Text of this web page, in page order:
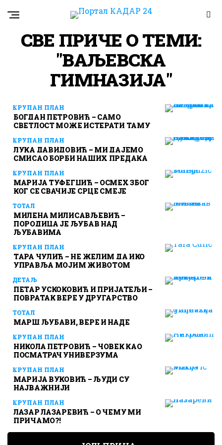
СВЕ ПРИЧЕ О ТЕМИ:
"ВАЉЕВСКА
ГИМНАЗИЈА"
КРУПАН ПЛАН
БОГДАН ПЕТРОВИЋ – САМО
СВЕТЛОСТ МОЖЕ ИСТЕРАТИ ТАМУ
КРУПАН ПЛАН
ЛУКА ДАВИДОВИЋ – МИ ДАЈЕМО
СМИСАО БОРБИ НАШИХ ПРЕДАКА
КРУПАН ПЛАН
МАРИЈА ТУФЕГЏИЋ – ОСМЕХ ЗБОГ
КОГ СЕ СВАЧИЈЕ СРЦЕ СМЕЈЕ
ТОТАЛ
МИЛЕНА МИЛИСАВЉЕВИЋ –
ПОРОДИЦА ЈЕ ЉУБАВ НАД
ЉУБАВИМА
КРУПАН ПЛАН
ТАРА ЧУЛИЋ – НЕ ЖЕЛИМ ДА ИКО
УПРАВЉА МОЈИМ ЖИВОТОМ
ДЕТАЉ
ПЕТАР УСКОКОВИЋ И ПРИЈАТЕЉИ –
ПОВРАТАК ВЕРЕ У ДРУГАРСТВО
ТОТАЛ
МАРШ ЉУБАВИ, ВЕРЕ И НАДЕ
КРУПАН ПЛАН
НИКОЛА ПЕТРОВИЋ – ЧОВЕК КАО
ПОСМАТРАЧ УНИВЕРЗУМА
КРУПАН ПЛАН
МАРИЈА ВУКОВИЋ – ЉУДИ СУ
НАЈВАЖНИЈИ
КРУПАН ПЛАН
ЛАЗАР ЛАЗАРЕВИЋ – О ЧЕМУ МИ
ПРИЧАМО?!